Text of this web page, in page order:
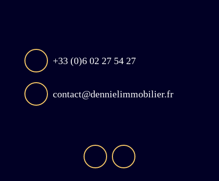
+33 (0)6 02 27 54 27
contact@dennielimmobilier.fr